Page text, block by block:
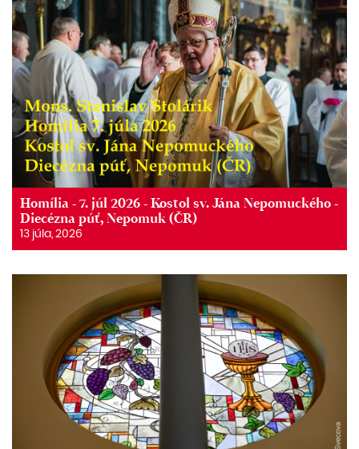
Homília - 7. júl 2026 - Kostol sv. Jána Nepomuckého -
Diecézna púť, Nepomuk (ČR)
13 júla, 2026